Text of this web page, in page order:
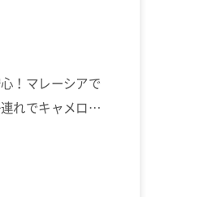
！マレーシアで
れでキャメロン